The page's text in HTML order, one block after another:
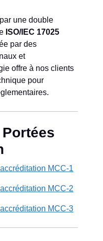
une double
ISO/IEC 17025
par des
et
offre à nos clients
pour
MCC-1
MCC-2
MCC-3